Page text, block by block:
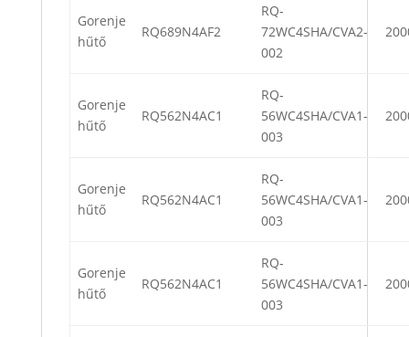
Gorenje
hűtő
RQ689N4AF2
RQ-
72WC4SHA/CVA2-
002
Gorenje
hűtő
RQ562N4AC1
RQ-
56WC4SHA/CVA1-
003
Gorenje
hűtő
RQ562N4AC1
RQ-
56WC4SHA/CVA1-
003
Gorenje
hűtő
RQ562N4AC1
RQ-
56WC4SHA/CVA1-
003